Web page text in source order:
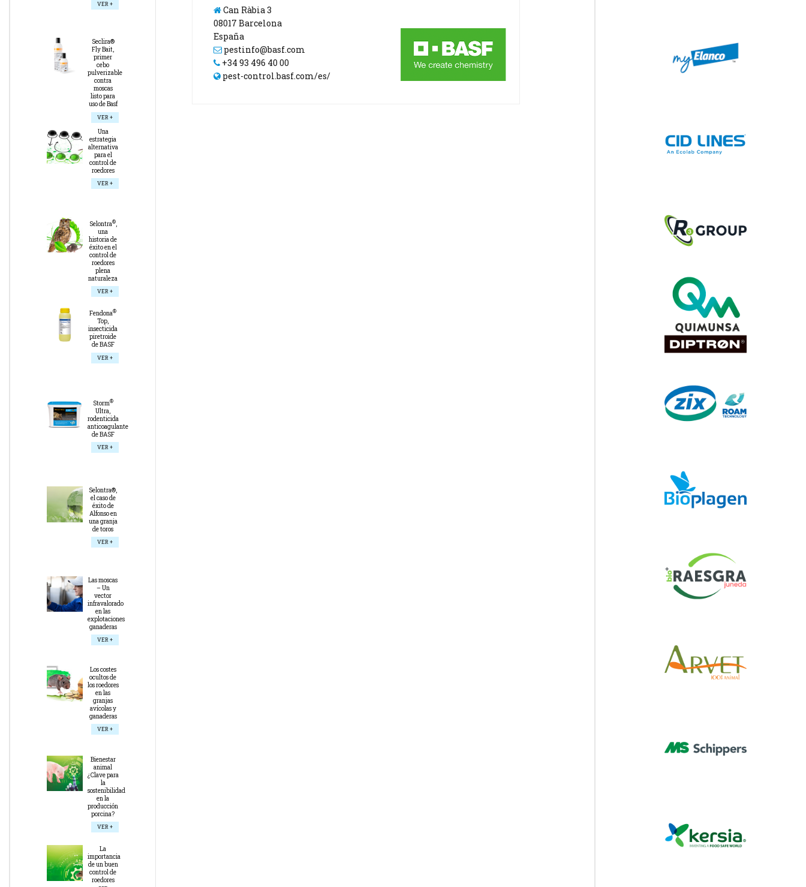
VER +
Seclira®
Fly Bait,
primer
cebo
pulverizable
contra
moscas
listo para
uso de Basf
VER +
Una
estrategia
alternativa
para el
control de
roedores
VER +
Selontra®,
una
historia de
éxito en el
control de
roedores
plena
naturaleza
VER +
Fendona®
Top,
insecticida
piretroide
de BASF
VER +
Storm®
Ultra,
rodenticida
anticoagulante
de BASF
VER +
Selontra®,
el caso de
éxito de
Alfonso en
una granja
de toros
VER +
Las moscas
– Un
vector
infravalorado
en las
explotaciones
ganaderas
VER +
Los costes
ocultos de
los roedores
en las
granjas
avícolas y
ganaderas
VER +
Bienestar
animal
¿Clave para
la
sostenibilidad
en la
producción
porcina?
VER +
La
importancia
de un buen
control de
roedores
Can Ràbia 3
08017 Barcelona
España
pestinfo@basf.com
+34 93 496 40 00
pest-control.basf.com/es/